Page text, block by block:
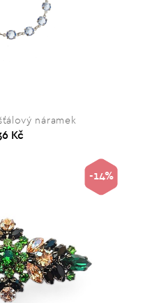
náramek
Kč
-14%